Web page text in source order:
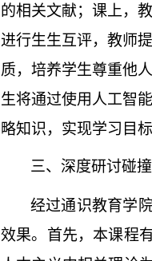
的相关文献；课上，
进行生生互评，教师
质，培养学生尊重他
生将通过使用人工智
略知识，实现学习目
三、深度研讨碰撞
经过通识教育学
效果。首先，本课程